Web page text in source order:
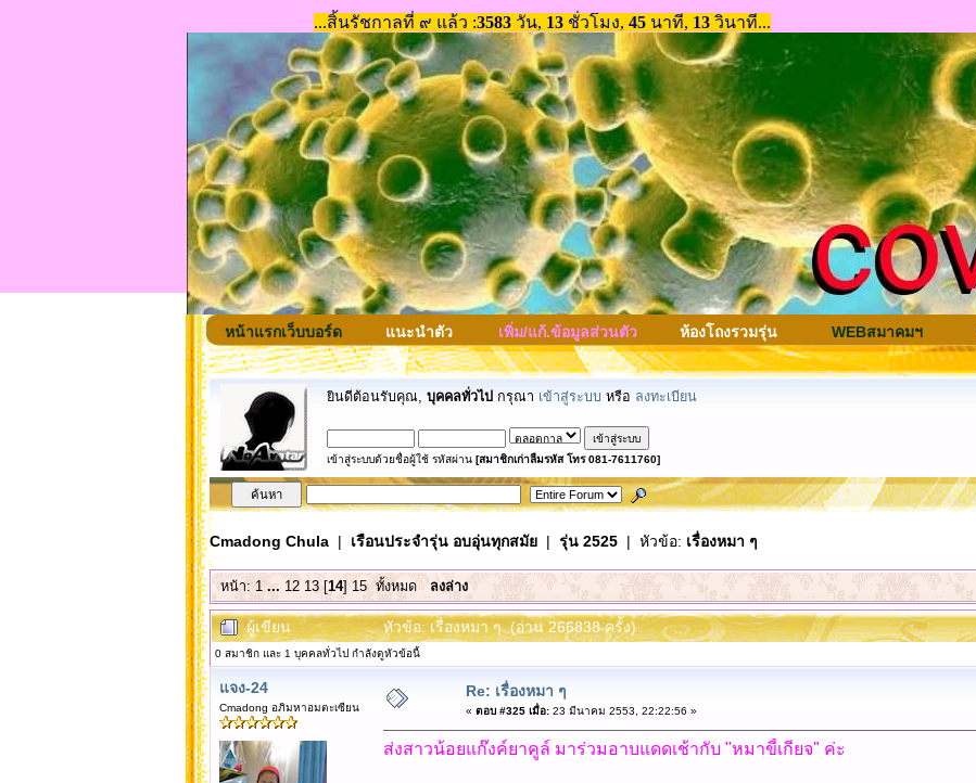
หน้าแรกเว็บบอร์ด แนะนำตัว เพิ่ม/แก้.ข้อมูลส่วนตัว ห้องโถงรวมรุ่น WEBสมาคมฯ
ยินดีต้อนรับคุณ, บุคคลทั่วไป กรุณา เข้าสู่ระบบ หรือ ลงทะเบียน
เข้าสู่ระบบด้วยชื่อผู้ใช้ รหัสผ่าน [สมาชิกเก่าลืมรหัส โทร 081-7611760]
Cmadong Chula| เรือนประจำรุ่น อบอุ่นทุกสมัย| รุ่น 2525| หัวข้อ: เรื่องหมา ๆ
หน้า:1 ... 12 13[14]15 ทั้งหมด ลงล่าง
ผู้เขียน หัวข้อ: เรื่องหมา ๆ (อ่าน 266838 ครั้ง)
0 สมาชิก และ 1 บุคคลทั่วไป กำลังดูหัวข้อนี้
แจง-24
Cmadong อภิมหาอมตะเซียน
Re: เรื่องหมา ๆ
« ตอบ #325 เมื่อ:23 มีนาคม 2553, 22:22:56 »
ส่งสาวน้อยแก๊งค์ยาคูล์ มาร่วมอาบแดดเช้ากับ "หมาขี้เกียจ" ค่ะ